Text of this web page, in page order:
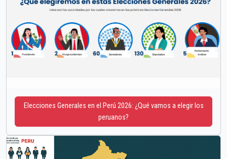
Elecciones Generales en el Perú 2026: ¿Qué vamos a elegir los
peruanos?